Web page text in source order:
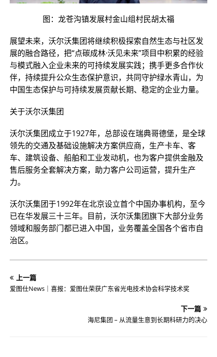
图：龙苍沟镇发展村金山组村民胡太福
展望未来，沃尔沃集团将继续积极探索自然生态与社区发
展的融合路径，把“点碳成林·沃见未来”项目中积累的经验
与模式融入企业未来的可持续发展实践；携手更多合作伙
伴，持续提升公众生态保护意识，共同守护绿水青山，为
中国生态保护与可持续发展贡献长期、稳定的企业力量。
关于沃尔沃集团
沃尔沃集团成立于1927年，总部设在瑞典哥德堡，是全球
领先的交通及基础设施解决方案供应商，生产卡车、客
车、建筑设备、船舶和工业发动机，也为客户提供金融及
售后服务全套解决方案，助力客户公司运营，提升生产
力。
沃尔沃集团于1992年在北京设立首个中国办事机构，至今
已在华发展三十三年。目前，沃尔沃集团旗下大部分业务
领域和服务部门都已进入中国，业务覆盖全国各个省市自
治区。
上一篇
爱图仕News｜喜报：爱图仕荣获广东省光电技术协会科学技术奖
下一篇
海尼集团 – 从流量生意到长期科研力的决心